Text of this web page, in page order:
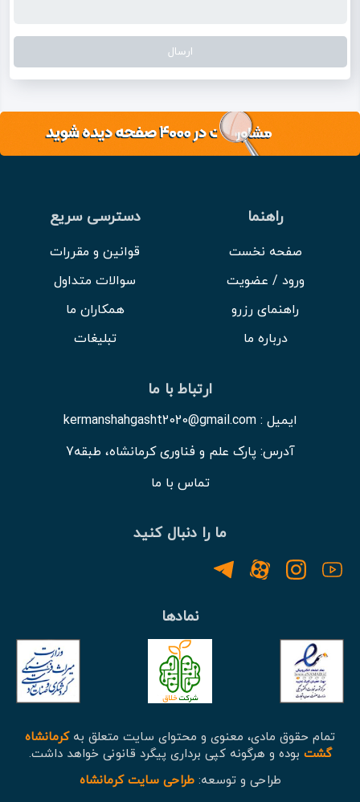
راهنما
صفحه نخست
ورود / عضویت
راهنمای رزرو
درباره ما
دسترسی سریع
قوانین و مقررات
سوالات متداول
همکاران ما
تبلیغات
ارتباط با ما
ایمیل : kermanshahgasht2020@gmail.com
آدرس: پارک علم و فناوری کرمانشاه، طبقه7
تماس با ما
ما را دنبال کنید
نمادها
تمام حقوق مادی، معنوی و محتوای سایت متعلق بهکرمانشاه
گشت بوده و هرگونه کپی برداری پیگرد قانونی خواهد داشت.
طراحی و توسعه:طراحی سایت کرمانشاه